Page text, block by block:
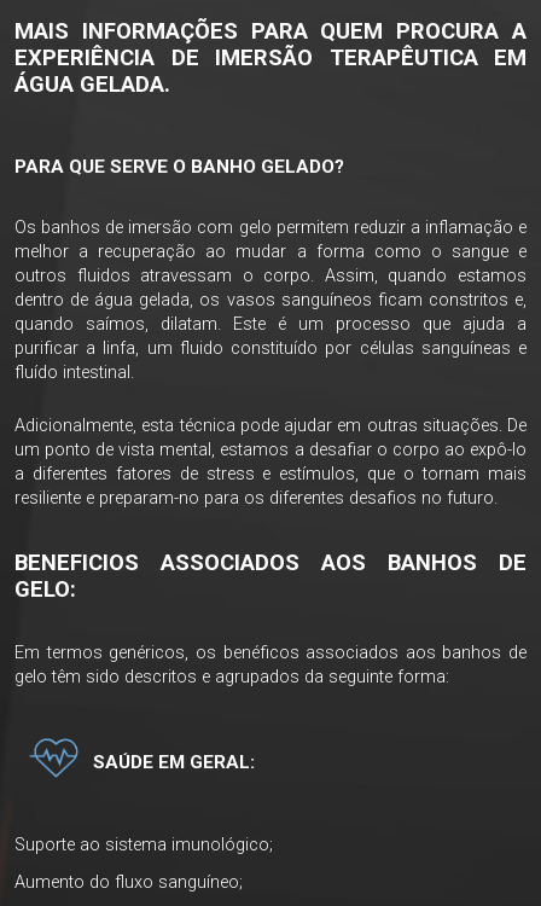
MAIS INFORMAÇÕES PARA QUEM PROCURA A
EXPERIÊNCIA DE IMERSÃO TERAPÊUTICA EM
ÁGUA GELADA.
PARA QUE SERVE O BANHO GELADO?
Os banhos de imersão com gelo permitem reduzir a inflamação e
melhor a recuperação ao mudar a forma como o sangue e
outros fluidos atravessam o corpo. Assim, quando estamos
dentro de água gelada, os vasos sanguíneos ficam constritos e,
quando saímos, dilatam. Este é um processo que ajuda a
purificar a linfa, um fluido constituído por células sanguíneas e
fluído intestinal.
Adicionalmente, esta técnica pode ajudar em outras situações. De
um ponto de vista mental, estamos a desafiar o corpo ao expô-lo
a diferentes fatores de stress e estímulos, que o tornam mais
resiliente e preparam-no para os diferentes desafios no futuro.
BENEFICIOS ASSOCIADOS AOS BANHOS DE
GELO:
Em termos genéricos, os benéficos associados aos banhos de
gelo têm sido descritos e agrupados da seguinte forma:
SAÚDE EM GERAL:
Suporte ao sistema imunológico;
Aumento do fluxo sanguíneo;